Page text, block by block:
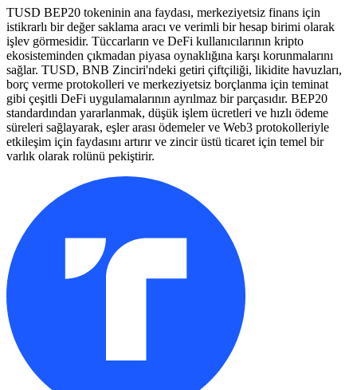
TUSD BEP20 tokeninin ana faydası, merkeziyetsiz finans için
istikrarlı bir değer saklama aracı ve verimli bir hesap birimi olarak
işlev görmesidir. Tüccarların ve DeFi kullanıcılarının kripto
ekosisteminden çıkmadan piyasa oynaklığına karşı korunmalarını
sağlar. TUSD, BNB Zinciri'ndeki getiri çiftçiliği, likidite havuzları,
borç verme protokolleri ve merkeziyetsiz borçlanma için teminat
gibi çeşitli DeFi uygulamalarının ayrılmaz bir parçasıdır. BEP20
standardından yararlanmak, düşük işlem ücretleri ve hızlı ödeme
süreleri sağlayarak, eşler arası ödemeler ve Web3 protokolleriyle
etkileşim için faydasını artırır ve zincir üstü ticaret için temel bir
varlık olarak rolünü pekiştirir.